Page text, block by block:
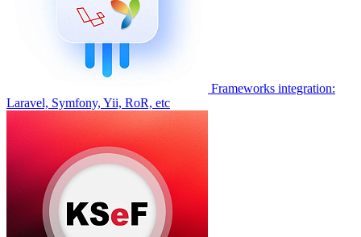
Frameworks integration:
Laravel, Symfony, Yii, RoR, etc